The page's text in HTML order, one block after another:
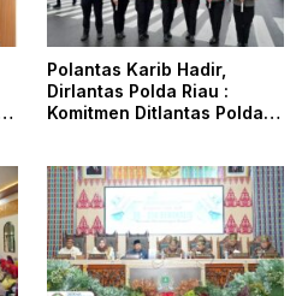
Polantas Karib Hadir,
Dirlantas Polda Riau :
Komitmen Ditlantas Polda
dan Edukasi Kepada
Masyarakat